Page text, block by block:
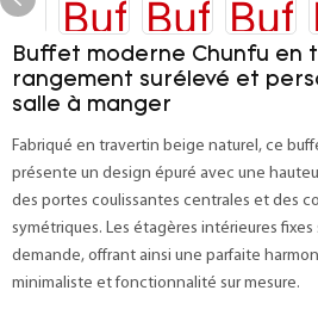
Buffet moderne Chunfu en
rangement surélevé et
salle à manger
Fabriqué en travertin beige naturel, ce
présente un design épuré avec une
des portes coulissantes centrales et des
symétriques. Les étagères intérieures
demande, offrant ainsi une parfaite
minimaliste et fonctionnalité sur mesure.